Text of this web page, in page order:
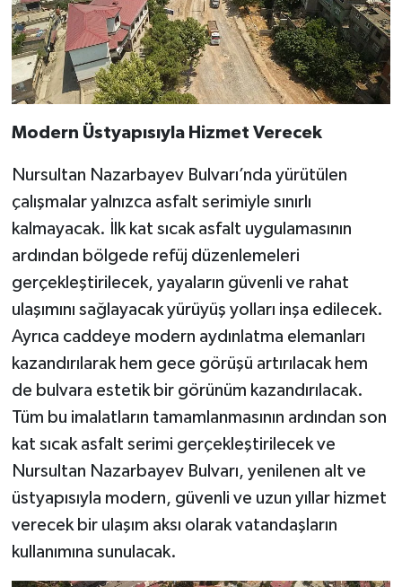
Modern Üstyapısıyla Hizmet Verecek
Nursultan Nazarbayev Bulvarı’nda yürütülen
çalışmalar yalnızca asfalt serimiyle sınırlı
kalmayacak. İlk kat sıcak asfalt uygulamasının
ardından bölgede refüj düzenlemeleri
gerçekleştirilecek, yayaların güvenli ve rahat
ulaşımını sağlayacak yürüyüş yolları inşa edilecek.
Ayrıca caddeye modern aydınlatma elemanları
kazandırılarak hem gece görüşü artırılacak hem
de bulvara estetik bir görünüm kazandırılacak.
Tüm bu imalatların tamamlanmasının ardından son
kat sıcak asfalt serimi gerçekleştirilecek ve
Nursultan Nazarbayev Bulvarı, yenilenen alt ve
üstyapısıyla modern, güvenli ve uzun yıllar hizmet
verecek bir ulaşım aksı olarak vatandaşların
kullanımına sunulacak.